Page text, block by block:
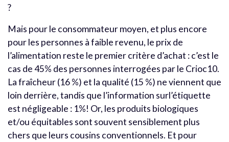
?
Mais pour le consommateur moyen, et plus encore
pour les personnes à faible revenu, le prix de
l’alimentation reste le premier critère d’achat : c’est le
cas de 45% des personnes interrogées par le Crioc10.
La fraîcheur (16 %) et la qualité (15 %) ne viennent que
loin derrière, tandis que l’information surl’étiquette
est négligeable : 1%! Or, les produits biologiques
et/ou équitables sont souvent sensiblement plus
chers que leurs cousins conventionnels. Et pour